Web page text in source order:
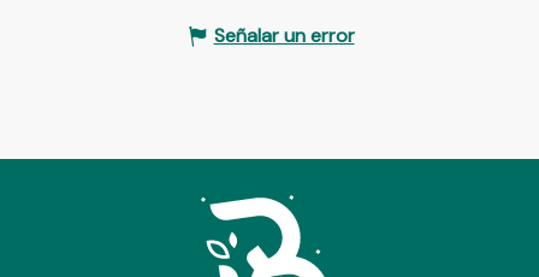
Señalar un error